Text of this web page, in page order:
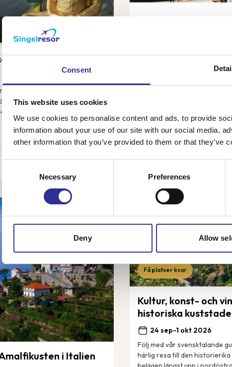
Consent
This website uses cookies
We use cookies to personalise content and ads, to provide
information about your use of our site with our social media,
other information that you’ve provided to them or that they’ve
Necessary Preferences
Deny Allow
och bad
bjuder på vacker grönskande
historia och ett stort
besöker vi bland annat de
Eliya, det mäktiga...
vackra landskap, konst och
vår svensktalande guide
Från22 650 kr
i Italien
Få platser kvar
Kultur, konst- och
historiska
24 sep-1 okt 2026
Följ med vår svensktalande
härlig resa till den historierika